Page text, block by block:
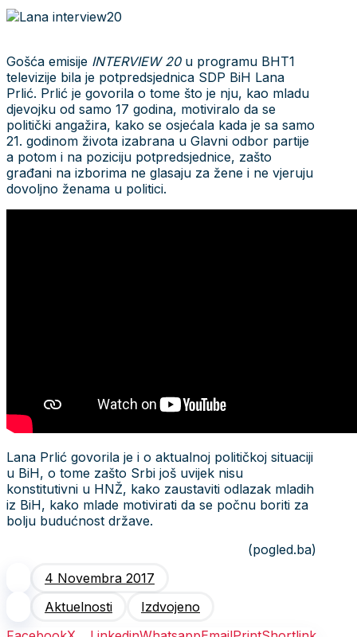
Gošća emisije INTERVIEW 20u programu BHT1
televizije bila je potpredsjednica SDP BiH Lana
Prlić. Prlić je govorila o tome što je nju, kao mladu
djevojku od samo 17 godina, motiviralo da se
politički angažira, kako se osjećala kada je sa samo
21. godinom života izabrana u Glavni odbor partije
a potom i na poziciju potpredsjednice, zašto
građani na izborima ne glasaju za žene i ne vjeruju
dovoljno ženama u politici.
Lana Prlić govorila je i o aktualnoj političkoj situaciji
u BiH, o tome zašto Srbi još uvijek nisu
konstitutivni u HNŽ, kako zaustaviti odlazak mladih
iz BiH, kako mlade motivirati da se počnu boriti za
bolju budućnost države.
(pogled.ba)
4 Novembra 2017
Aktuelnosti
Izdvojeno